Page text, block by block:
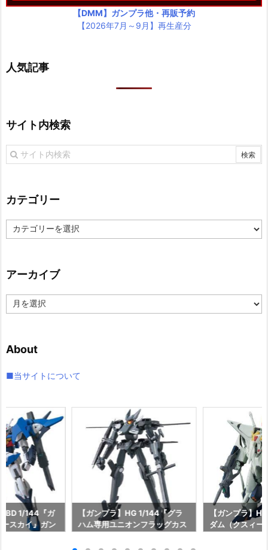
【DMM】ガンプラ他・再販予約
【2026年7月～9月】再生産分
人気記事
サイト内検索
カテゴリー
カ
テ
ー
アーカイブ
ー
ブ
About
■当サイトについて
1/144『ガ
スカイ』ガン
ーズ プラモデ
【ガンプラ】HG 1/144『グラ
ハム専用ユニオンフラッグカス
タム』機動戦士ガンダム00 プ
ラモデル予約【バンダイ】より
【ガンプラ】
ダム（クスィー
戦士ガンダム